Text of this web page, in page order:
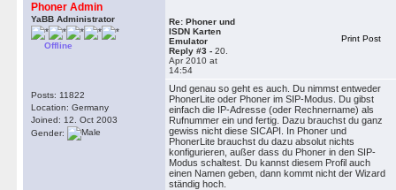
Phoner Admin
YaBB Administrator
Offline
Posts: 11822
Location: Germany
Joined: 12. Oct 2003
Gender:
Re: Phoner und
ISDN Karten
Emulator
Reply #3 - 20.
Apr 2010 at
14:54
Print Post
Und genau so geht es auch. Du nimmst entweder
PhonerLite oder Phoner im SIP-Modus. Du gibst
einfach die IP-Adresse (oder Rechnername) als
Rufnummer ein und fertig. Dazu brauchst du ganz
gewiss nicht diese SICAPI. In Phoner und
PhonerLite brauchst du dazu absolut nichts
konfigurieren, außer dass du Phoner in den SIP-
Modus schaltest. Du kannst diesem Profil auch
einen Namen geben, dann kommt nicht der Wizard
ständig hoch.